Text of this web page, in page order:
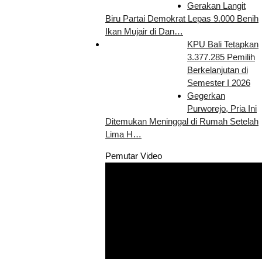
Gerakan Langit
Biru Partai Demokrat Lepas 9.000 Benih
Ikan Mujair di Dan…
KPU Bali Tetapkan
3.377.285 Pemilih
Berkelanjutan di
Semester I 2026
Gegerkan
Purworejo, Pria Ini
Ditemukan Meninggal di Rumah Setelah
Lima H…
Pemutar Video